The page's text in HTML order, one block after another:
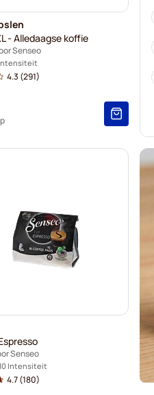
- Alledaagse koffie
Senseo
4.3 (291)
Senseo
Intensiteit
4.7(180)